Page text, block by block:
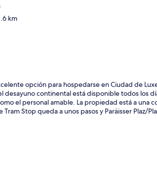
km
opción para hospedarse en Ciudad de
desayuno continental está disponible todos los
el personal amable. La propiedad está a una
Stop queda a unos pasos y Paräisser Plaz/